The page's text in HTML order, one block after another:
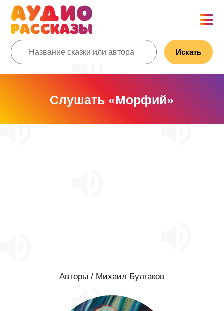
Искать
Слушать «Морфий»
Авторы / Михаил Булгаков